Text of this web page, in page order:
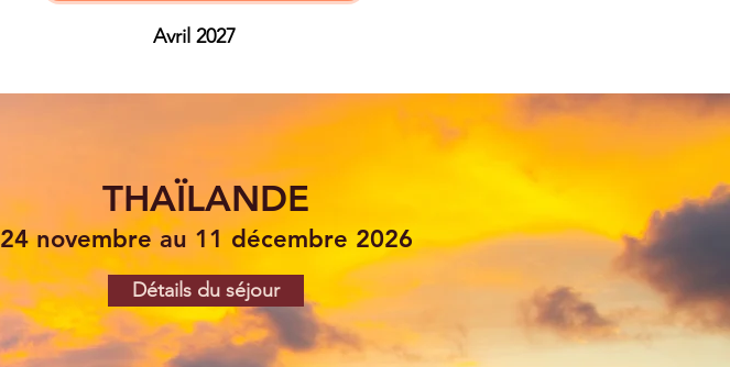
Avril 2027
THAÏLANDE
24 novembre au 11 décembre 2026
Détails du séjour